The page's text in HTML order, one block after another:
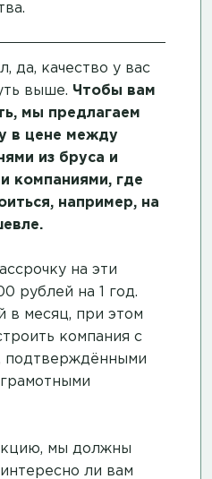
да, качество у вас
выше. Чтобы вам
мы предлагаем
в цене между
из бруса и
компаниями, где
например, на
на эти
рублей на 1 год.
в месяц, при этом
компания с
подтверждёнными
мы должны
ли вам